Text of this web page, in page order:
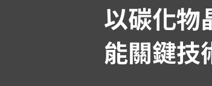
以碳化物
能關鍵技